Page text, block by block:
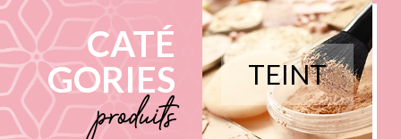
CATÉ
GORIES
produits
TEINT